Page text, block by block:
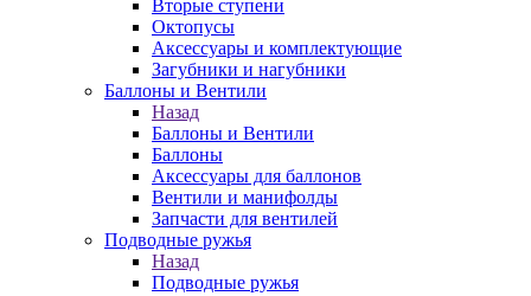
Вторые ступени
Октопусы
Аксессуары и комплектующие
Загубники и нагубники
Баллоны и Вентили
Назад
Баллоны и Вентили
Баллоны
Аксессуары для баллонов
Вентили и манифолды
Запчасти для вентилей
Подводные ружья
Назад
Подводные ружья